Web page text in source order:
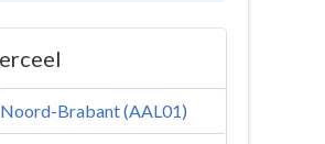
Brabant (AAL01)